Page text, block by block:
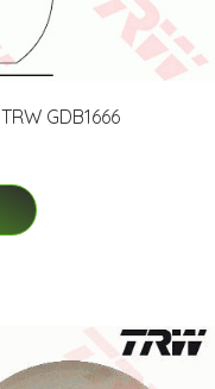
GDB1666